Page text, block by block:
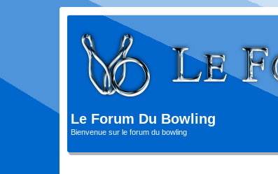
Le Forum Du Bowling
Bienvenue sur le forum du bowling